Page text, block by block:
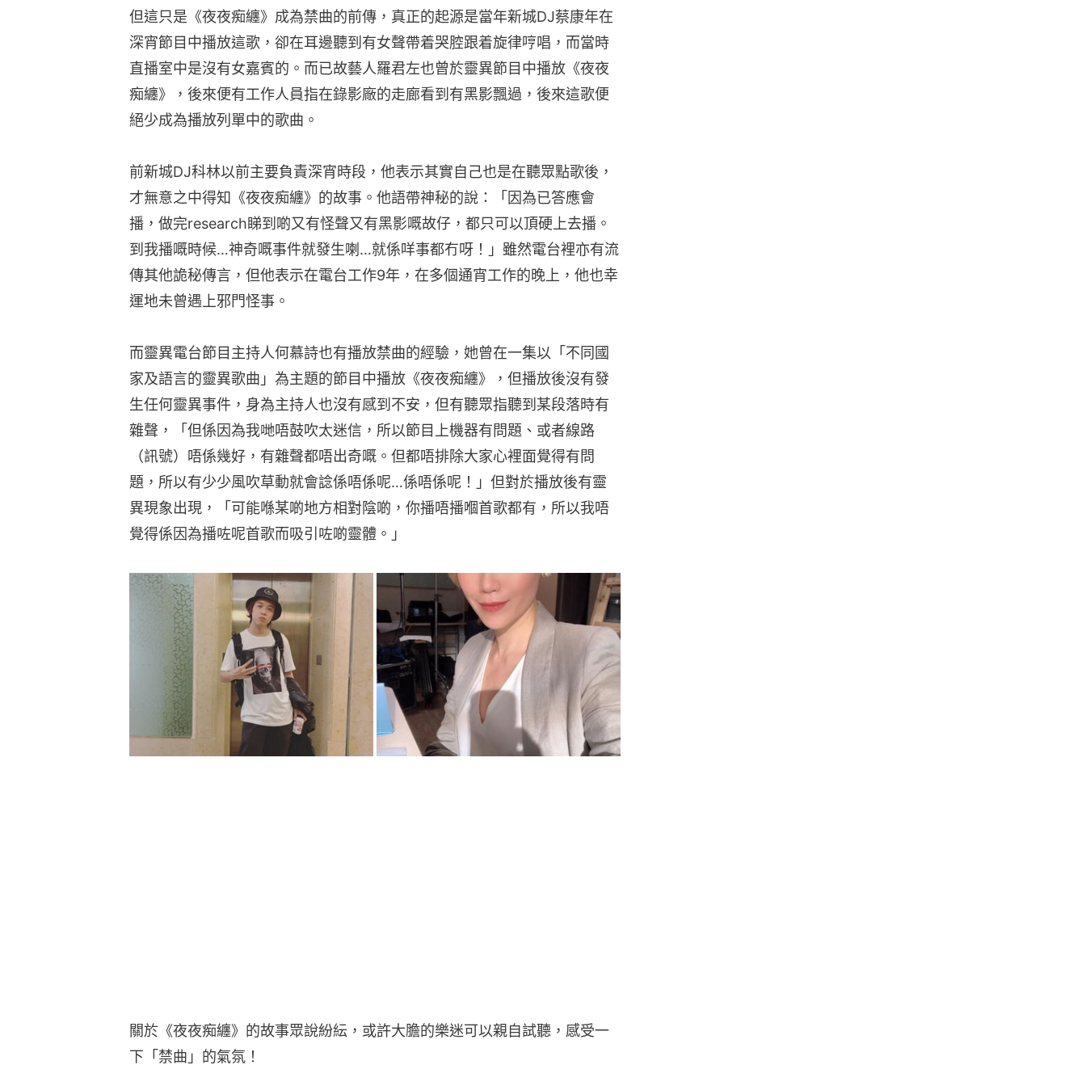
但這只是《夜夜痴纏》成為禁曲的前傳，真正的起源是當年新城DJ蔡康年在
深宵節目中播放這歌，卻在耳邊聽到有女聲帶着哭腔跟着旋律哼唱，而當時
直播室中是沒有女嘉賓的。而已故藝人羅君左也曾於靈異節目中播放《夜夜
痴纏》，後來便有工作人員指在錄影廠的走廊看到有黑影飄過，後來這歌便
絕少成為播放列單中的歌曲。
前新城DJ科林以前主要負責深宵時段，他表示其實自己也是在聽眾點歌後，
才無意之中得知《夜夜痴纏》的故事。他語帶神秘的說：「因為已答應會
播，做完research睇到啲又有怪聲又有黑影嘅故仔，都只可以頂硬上去播。
到我播嘅時候…神奇嘅事件就發生喇…就係咩事都冇呀！」雖然電台裡亦有流
傳其他詭秘傳言，但他表示在電台工作9年，在多個通宵工作的晚上，他也幸
運地未曾遇上邪門怪事。
而靈異電台節目主持人何慕詩也有播放禁曲的經驗，她曾在一集以「不同國
家及語言的靈異歌曲」為主題的節目中播放《夜夜痴纏》，但播放後沒有發
生任何靈異事件，身為主持人也沒有感到不安，但有聽眾指聽到某段落時有
雜聲，「但係因為我哋唔鼓吹太迷信，所以節目上機器有問題、或者線路
（訊號）唔係幾好，有雜聲都唔出奇嘅。但都唔排除大家心裡面覺得有問
題，所以有少少風吹草動就會諗係唔係呢…係唔係呢！」但對於播放後有靈
異現象出現，「可能喺某啲地方相對陰啲，你播唔播嗰首歌都有，所以我唔
覺得係因為播咗呢首歌而吸引咗啲靈體。」
關於《夜夜痴纏》的故事眾說紛紜，或許大膽的樂迷可以親自試聽，感受一
下「禁曲」的氣氛！